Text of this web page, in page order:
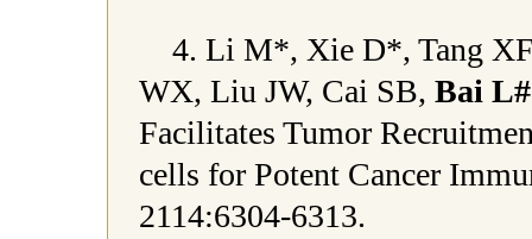
4. Li M*, Xie D*, Tang
WX, Liu JW, Cai SB, Bai L#
Facilitates Tumor
cells for Potent Cancer
2114:6304-6313.